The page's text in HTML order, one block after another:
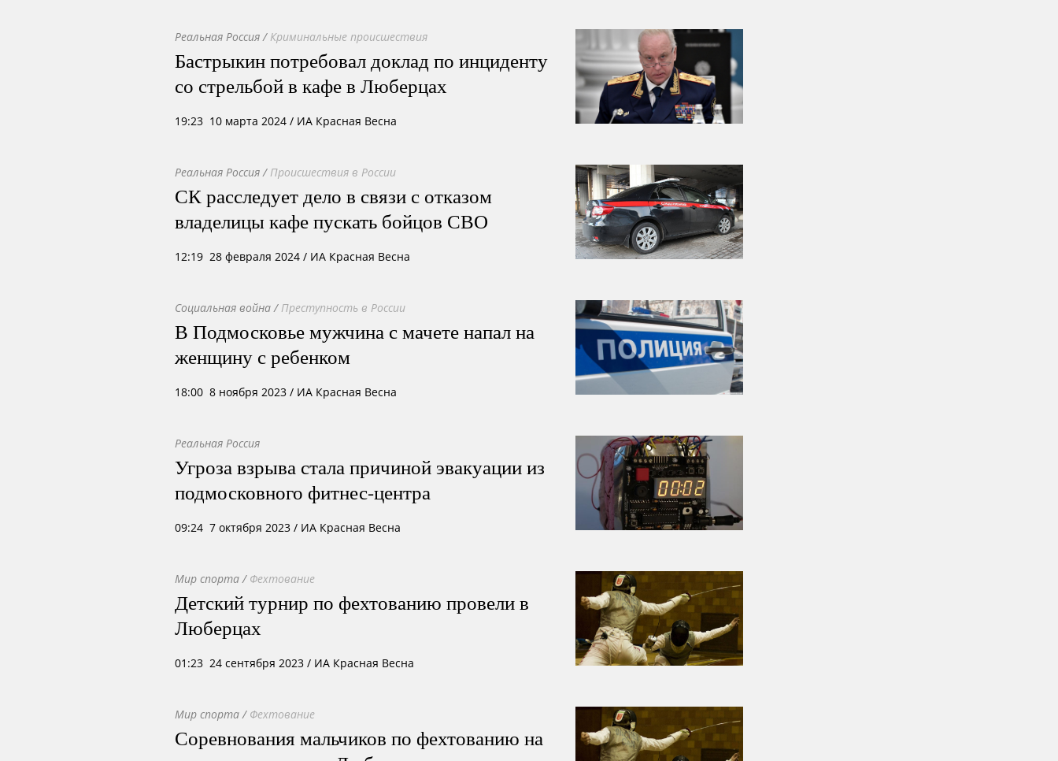
Реальная Россия / Криминальные происшествия
Бастрыкин потребовал доклад по инциденту
со стрельбой в кафе в Люберцах
19:23 10 марта 2024 / ИА Красная Весна
Реальная Россия / Происшествия в России
СК расследует дело в связи с отказом
владелицы кафе пускать бойцов СВО
12:19 28 февраля 2024 / ИА Красная Весна
Социальная война / Преступность в России
В Подмосковье мужчина с мачете напал на
женщину с ребенком
18:00 8 ноября 2023 / ИА Красная Весна
Реальная Россия
Угроза взрыва стала причиной эвакуации из
подмосковного фитнес-центра
09:24 7 октября 2023 / ИА Красная Весна
Мир спорта / Фехтование
Детский турнир по фехтованию провели в
Люберцах
01:23 24 сентября 2023 / ИА Красная Весна
Мир спорта / Фехтование
Соревнования мальчиков по фехтованию на